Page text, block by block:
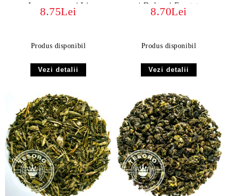
cu Lemongrass și Lime
8.75Lei
Produs disponibil
Vezi detalii
| Dulce și Fructat
8.70Lei
Produs disponibil
Vezi detalii